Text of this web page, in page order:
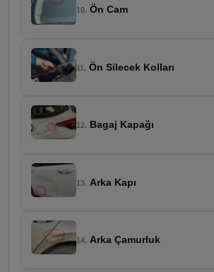
10. Ön Cam
11. Ön Silecek Kolları
12. Bagaj Kapağı
13. Arka Kapı
14. Arka Çamurluk